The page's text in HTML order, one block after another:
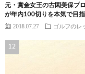
元・賞金女王の古閑美保プ
が年内100切りを本気で目
2018.07.27 ゴルフのレ